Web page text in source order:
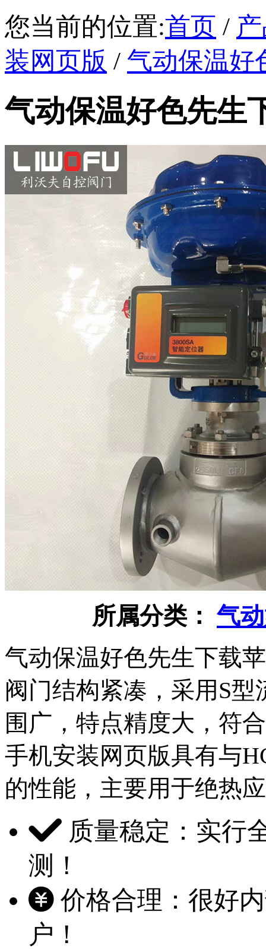
您当前的位置:首页 /
装网页版 / 气动保温好
气动保温好色先生
所属分类： 气
气动保温好色先生下载苹
阀门结构紧凑，采用S型
围广，特点精度大，
手机安装网页版具有与
的性能，主要用于绝热应用
质量稳定：实行
测！
价格合理：很好
户！